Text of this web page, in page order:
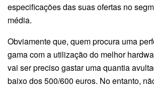
especificações das suas ofertas no
média.
Obviamente que, quem procura uma
gama com a utilização do melhor
vai ser preciso gastar uma quantia
baixo dos 500/600 euros. No entanto,